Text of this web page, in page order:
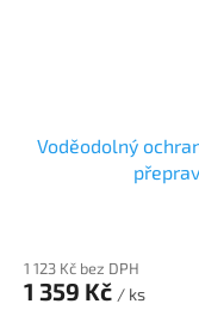
Voděodolný
1 123 Kč bez DPH
1 359 Kč / ks